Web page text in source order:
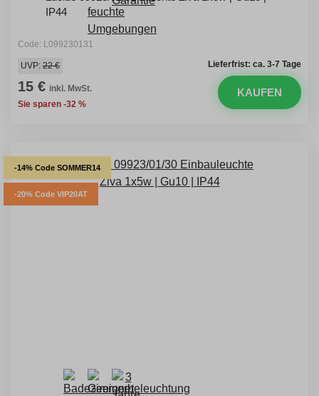
IP44
Code: L099230131
Lieferfrist: ca. 3-7 Tage
UVP: 22 €
15 € inkl. MwSt.
Sie sparen -32 %
KAUFEN
-14% Code SOMMER14
-20% Code VIP20AT